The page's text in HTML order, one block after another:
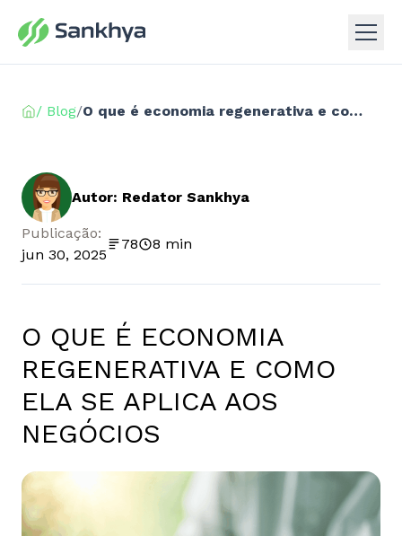
/ Blog/ O que é economia regenerativa e como ela se aplica aos negócios
Autor: Redator Sankhya
Publicação:
jun 30, 2025
78 8 min
O QUE É ECONOMIA
REGENERATIVA E COMO
ELA SE APLICA AOS
NEGÓCIOS